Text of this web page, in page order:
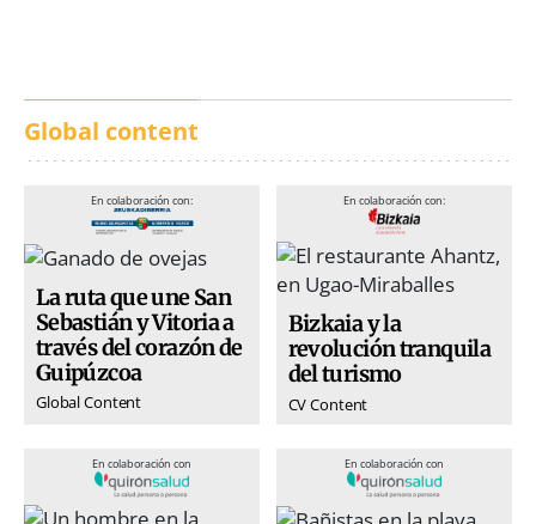
Global content
En colaboración con:
La ruta que une San
Sebastián y Vitoria a
través del corazón de
Guipúzcoa
Global Content
En colaboración con:
Bizkaia y la
revolución tranquila
del turismo
CV Content
En colaboración con En colaboración con